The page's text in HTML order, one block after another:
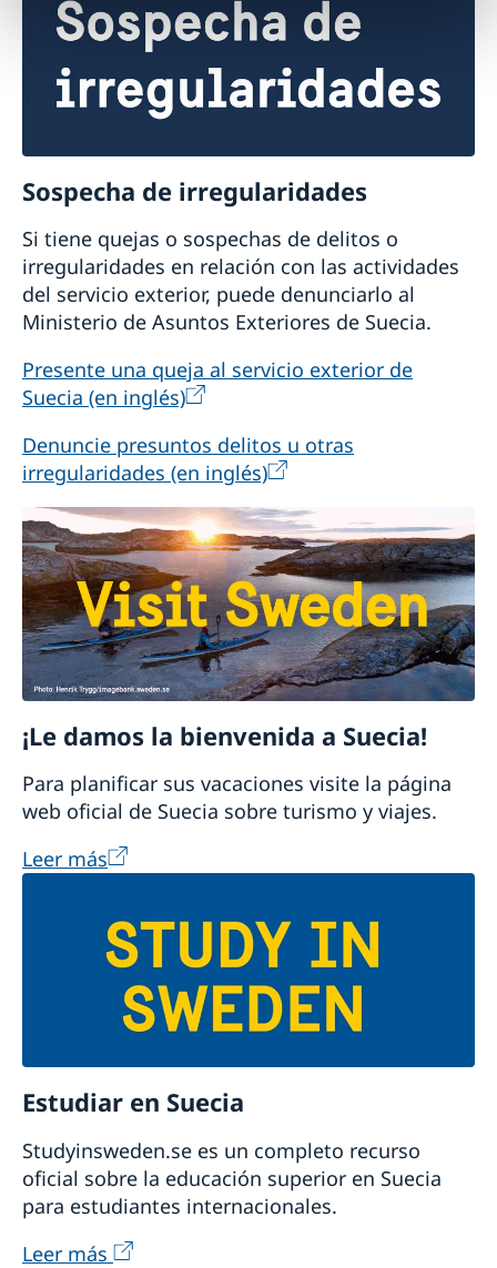
Sospecha de irregularidades
Si tiene quejas o sospechas de delitos o
irregularidades en relación con las actividades
del servicio exterior, puede denunciarlo al
Ministerio de Asuntos Exteriores de Suecia.
Presente una queja al servicio exterior de
Suecia (en inglés)
Denuncie presuntos delitos u otras
irregularidades (en inglés)
¡Le damos la bienvenida a Suecia!
Para planificar sus vacaciones visite la página
web oficial de Suecia sobre turismo y viajes.
Leer más
Estudiar en Suecia
Studyinsweden.se es un completo recurso
oficial sobre la educación superior en Suecia
para estudiantes internacionales.
Leer más